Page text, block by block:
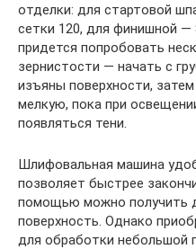
отделки: для стартовой
сетки 120, для финишной —
придется попробовать
зернистости — начать с
изъяны поверхности,
мелкую, пока при
появляться тени.
Шлифовальная машина
позволяет быстрее
помощью можно получить
поверхность. Однако
для обработки небольшой